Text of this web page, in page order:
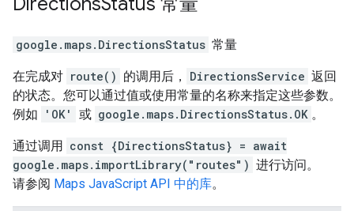
google.maps. DirectionsStatus 常量
在完成对 route() 的调用后， DirectionsService 返回
的状态。您可以通过值或使用常量的名称来指定这些参数。
例如
'OK' 或 google.maps.DirectionsStatus.OK 。
通过调用 const {DirectionsStatus} = await
google.maps.importLibrary("routes") 进行访问。
请参阅 Maps JavaScript API 中的库。